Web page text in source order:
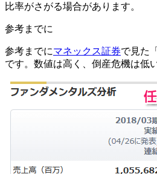
比率がさがる場合があります。
参考までに
参考までにマネックス証券で見た「
です。数値は高く、倒産危機は低